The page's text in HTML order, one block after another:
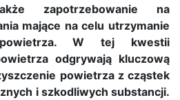
zapotrzebowanie na
mające na celu utrzymanie
W tej kwestii
odgrywają kluczową
powietrza z cząstek
i szkodliwych substancji.